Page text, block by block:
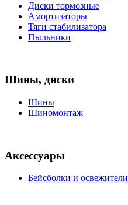
Диски тормозные
Амортизаторы
Тяги стабилизатора
Пыльники
Шины, диски
Шины
Шиномонтаж
Аксессуары
Бейсболки и освежители